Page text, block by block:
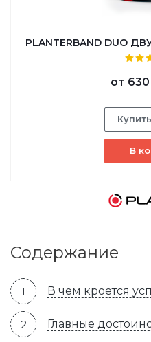
PLANTERBAND DUO
от
В
Содержание
В чем кроется
Главные